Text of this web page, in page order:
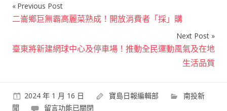
文
章
導
Previous Post
二崙鄉巨無霸高麗菜熟成！開放消費者「採」購
Next Post
臺東將新建網球中心及停車場！推動全民運動風氣及在地
生活品質
2024 年 1 月 16 日 寶島日報編輯部
南投新
聞
在
留言功能已關閉